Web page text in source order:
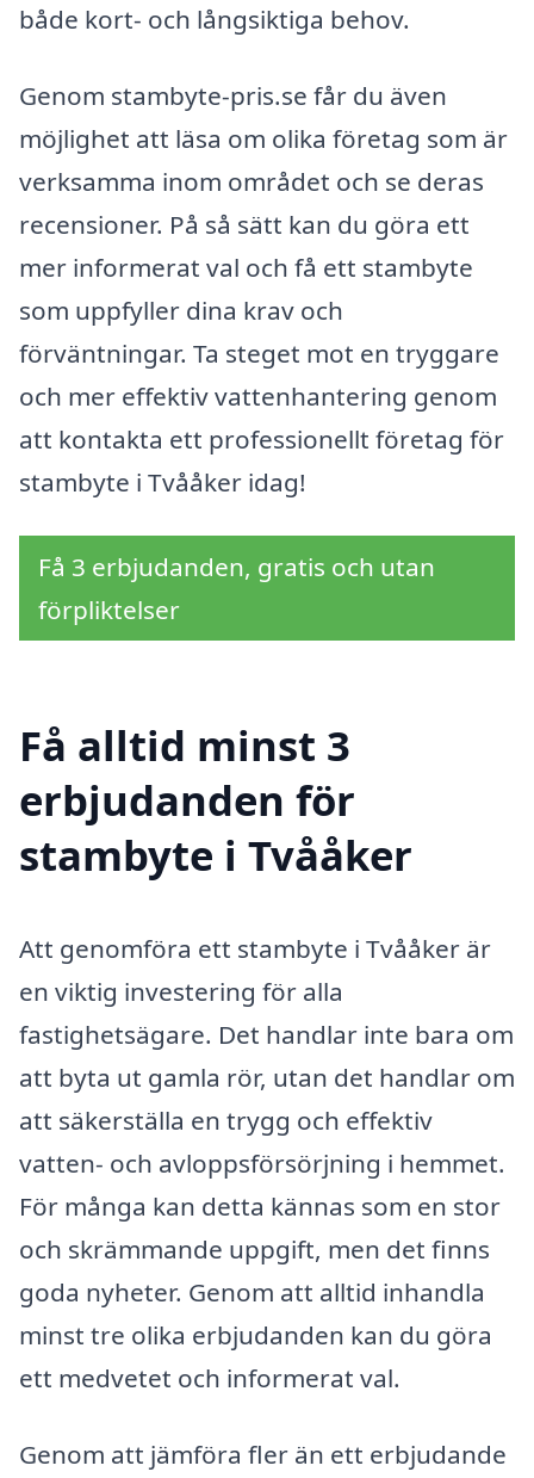
både kort- och långsiktiga behov.
Genom stambyte-pris.se får du även
möjlighet att läsa om olika företag som är
verksamma inom området och se deras
recensioner. På så sätt kan du göra ett
mer informerat val och få ett stambyte
som uppfyller dina krav och
förväntningar. Ta steget mot en tryggare
och mer effektiv vattenhantering genom
att kontakta ett professionellt företag för
stambyte i Tvååker idag!
Få 3 erbjudanden, gratis och utan
förpliktelser
Få alltid minst 3
erbjudanden för
stambyte i Tvååker
Att genomföra ett stambyte i Tvååker är
en viktig investering för alla
fastighetsägare. Det handlar inte bara om
att byta ut gamla rör, utan det handlar om
att säkerställa en trygg och effektiv
vatten- och avloppsförsörjning i hemmet.
För många kan detta kännas som en stor
och skrämmande uppgift, men det finns
goda nyheter. Genom att alltid inhandla
minst tre olika erbjudanden kan du göra
ett medvetet och informerat val.
Genom att jämföra fler än ett erbjudande